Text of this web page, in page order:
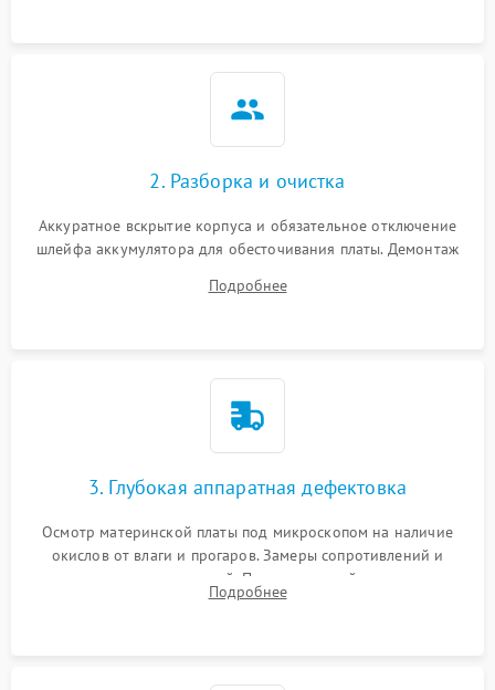
2000 ₽
Проблемы Wi‑Fi или
2500 ₽
2. Разборка и очистка
Аккуратное вскрытие корпуса и обязательное отключение
шлейфа аккумулятора для обесточивания платы. Демонтаж
высохшей термопасты с кристаллов чипов.
Подробнее
3. Глубокая аппаратная дефектовка
Осмотр материнской платы под микроскопом на наличие
окислов от влаги и прогаров. Замеры сопротивлений и
дежурных напряжений. Проверка цепей питания,
мультиконтроллера, процессора и видеочипа.
Подробнее